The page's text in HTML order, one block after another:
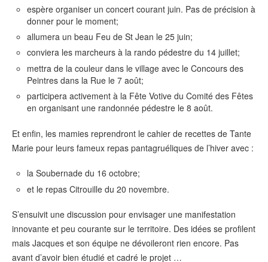
espère organiser un concert courant juin. Pas de précision à
donner pour le moment;
allumera un beau Feu de St Jean le 25 juin;
conviera les marcheurs à la rando pédestre du 14 juillet;
mettra de la couleur dans le village avec le Concours des
Peintres dans la Rue le 7 août;
participera activement à la Fête Votive du Comité des Fêtes
en organisant une randonnée pédestre le 8 août.
Et enfin, les mamies reprendront le cahier de recettes de Tante
Marie pour leurs fameux repas pantagruéliques de l’hiver avec :
la Soubernade du 16 octobre;
et le repas Citrouille du 20 novembre.
S’ensuivit une discussion pour envisager une manifestation
innovante et peu courante sur le territoire. Des idées se profilent
mais Jacques et son équipe ne dévoileront rien encore. Pas
avant d’avoir bien étudié et cadré le projet …